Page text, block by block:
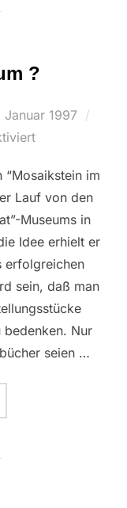
?
Januar 1997
“Mosaikstein im
Lauf von den
Museums in
Idee erhielt er
erfolgreichen
sein, daß man
bedenken. Nur
seien …
MUSEUM ?”